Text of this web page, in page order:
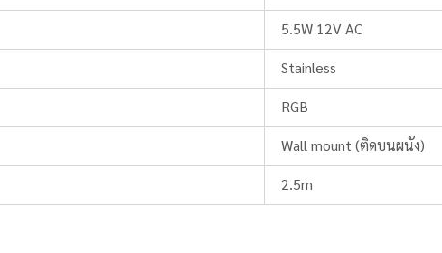
5.5W 12V AC
Stainless
RGB
Wall mount (ติดบนผนัง)
2.5m